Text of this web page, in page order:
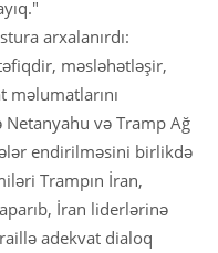
arxalanırdı:
məsləhətləşir,
məlumatlarını
və Tramp Ağ
endirilməsini birlikdə
Trampın İran,
İran liderlərinə
adekvat dialoq